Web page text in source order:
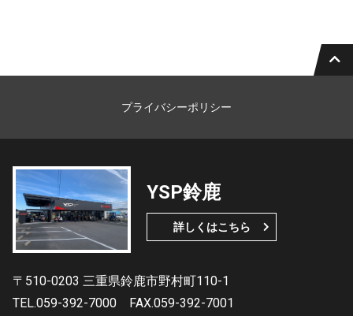
プライバシーポリシー
YSP鈴鹿
詳しくはこちら
〒510-0203 三重県鈴鹿市野村町110-1
TEL.059-392-7000
FAX.059-392-7001